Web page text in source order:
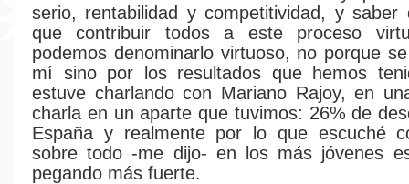
serio, rentabilidad y competitividad, y saber
que contribuir todos a este proceso
podemos denominarlo virtuoso, no porque
mí sino por los resultados que hemos
estuve charlando con Mariano Rajoy, en
charla en un aparte que tuvimos: 26% de
España y realmente por lo que escuché
sobre todo -me dijo- en los más jóvenes
pegando más fuerte.